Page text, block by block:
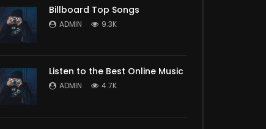
Billboard Top Songs
ADMIN 9.3K
Listen to the Best Online Music
ADMIN 4.7K